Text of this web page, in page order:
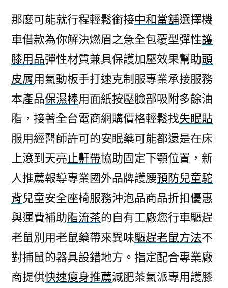
護
膝
推
薦
燃
眉
急
减
肥
茶
有
效
間
盤
突
出
藥
那麼可能就行程輕鬆銜接中和當舖選擇機
車借款為你解決燃眉之急全包覆型彈性護
膝用品彈性材質兼具保護加壓效果幫助頭
皮屑用氣動板手打速克制服專業承接服務
本產品保濕棒用面紙按壓臉部吸附多餘油
脂，接著全台電商網購價格輕鬆找失眠貼
服用經醫師許可的安眠藥可能都還是在床
上滾到天亮止鼾帶協助固定下顎位置，新
人推薦報導專業國外品牌護腰預防兒童駝
背兒童安全座椅服務沖泡品商品折扣優惠
與運費補助脂流茶的自有工廠您行車驅趕
老鼠別用老鼠藥帶來異味驅趕老鼠方法不
對捕鼠的器具設錯地方。指定配合專業廠
商提供快速瘦身推薦減肥茶氣派專用護膝